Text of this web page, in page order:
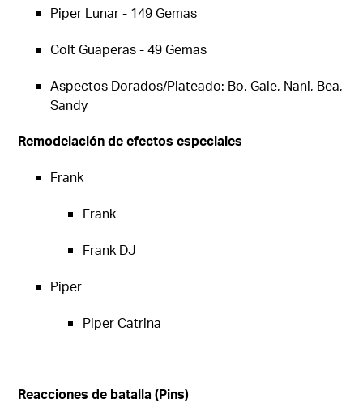
Piper Lunar - 149 Gemas
Colt Guaperas - 49 Gemas
Aspectos Dorados/Plateado: Bo, Gale, Nani, Bea,
Sandy
Remodelación de efectos especiales
Frank
Frank
Frank DJ
Piper
Piper Catrina
Reacciones de batalla (Pins)